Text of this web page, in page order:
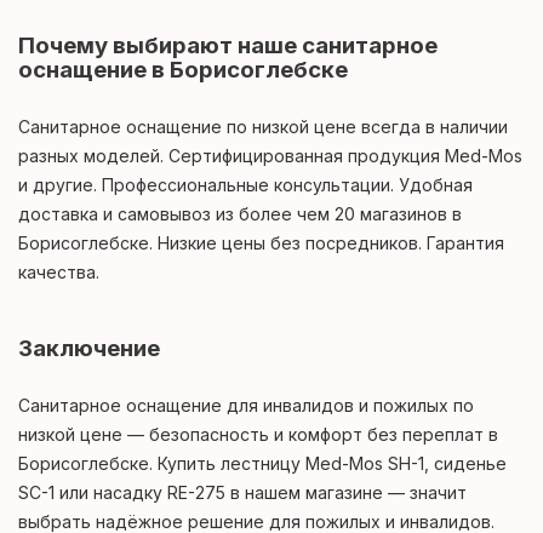
Почему выбирают наше санитарное
оснащение в Борисоглебске
Санитарное оснащение по низкой цене всегда в наличии
разных моделей. Сертифицированная продукция Med-Mos
и другие. Профессиональные консультации. Удобная
доставка и самовывоз из более чем 20 магазинов в
Борисоглебске. Низкие цены без посредников. Гарантия
качества.
Заключение
Санитарное оснащение для инвалидов и пожилых по
низкой цене — безопасность и комфорт без переплат в
Борисоглебске. Купить лестницу Med-Mos SH-1, сиденье
SC-1 или насадку RЕ-275 в нашем магазине — значит
выбрать надёжное решение для пожилых и инвалидов.